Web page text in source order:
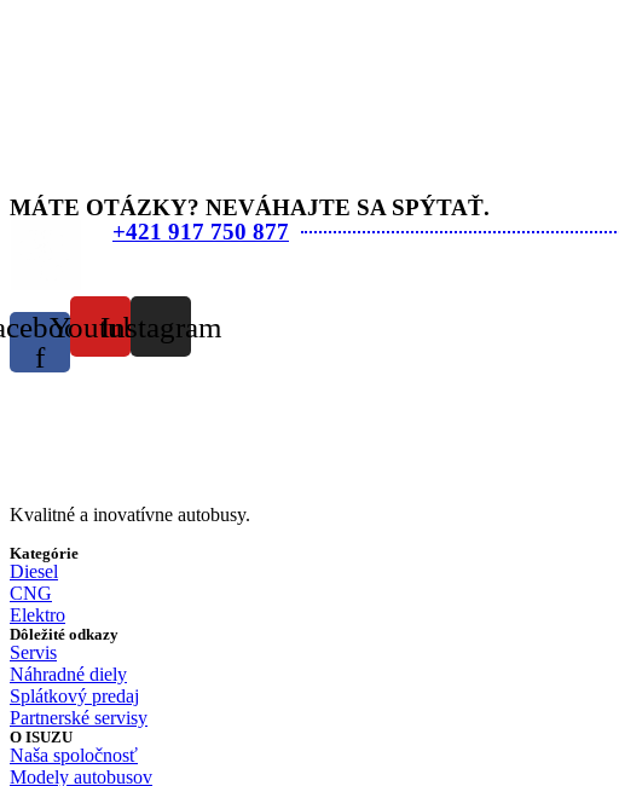
MÁTE OTÁZKY? NEVÁHAJTE SA SPÝTAŤ.
+421 917 750 877
f
YoutubeInstagram
Kvalitné a inovatívne autobusy.
Kategórie
Diesel
CNG
Elektro
Dôležité odkazy
Servis
Náhradné diely
Splátkový predaj
Partnerské servisy
O ISUZU
Naša spoločnosť
Modely autobusov